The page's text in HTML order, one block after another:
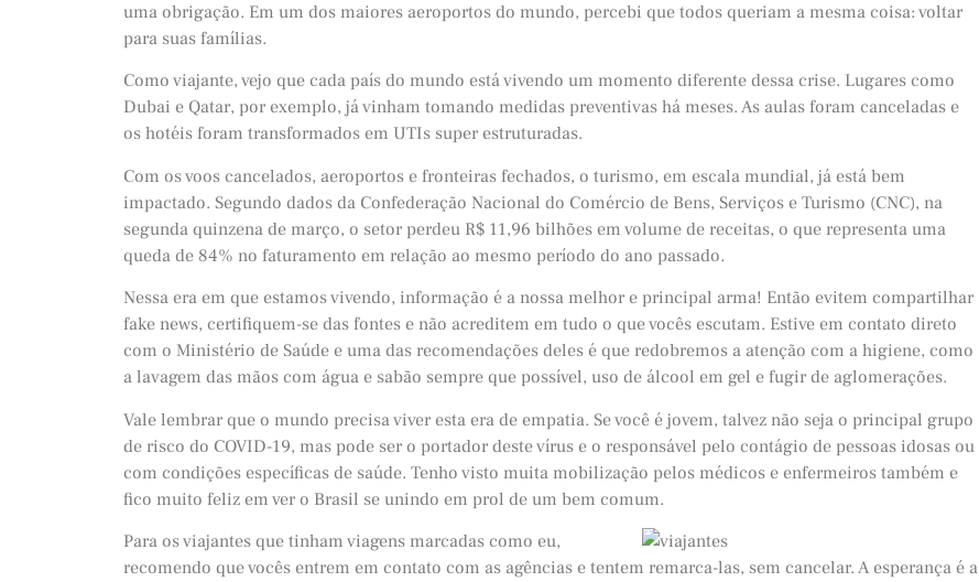
uma obrigação. Em um dos maiores aeroportos do mundo, percebi que todos queriam a mesma coisa: voltar
para suas famílias.
Como viajante, vejo que cada país do mundo está vivendo um momento diferente dessa crise. Lugares como
Dubai e Qatar, por exemplo, já vinham tomando medidas preventivas há meses. As aulas foram canceladas e
os hotéis foram transformados em UTIs super estruturadas.
Com os voos cancelados, aeroportos e fronteiras fechados, o turismo, em escala mundial, já está bem
impactado. Segundo dados da Confederação Nacional do Comércio de Bens, Serviços e Turismo (CNC), na
segunda quinzena de março, o setor perdeu R$ 11,96 bilhões em volume de receitas, o que representa uma
queda de 84% no faturamento em relação ao mesmo período do ano passado.
Nessa era em que estamos vivendo, informação é a nossa melhor e principal arma! Então evitem compartilhar
fake news, certifiquem-se das fontes e não acreditem em tudo o que vocês escutam. Estive em contato direto
com o Ministério de Saúde e uma das recomendações deles é que redobremos a atenção com a higiene, como
a lavagem das mãos com água e sabão sempre que possível, uso de álcool em gel e fugir de aglomerações.
Vale lembrar que o mundo precisa viver esta era de empatia. Se você é jovem, talvez não seja o principal grupo
de risco do COVID-19, mas pode ser o portador deste vírus e o responsável pelo contágio de pessoas idosas ou
com condições específicas de saúde. Tenho visto muita mobilização pelos médicos e enfermeiros também e
fico muito feliz em ver o Brasil se unindo em prol de um bem comum.
Para os viajantes que tinham viagens marcadas como eu,
recomendo que vocês entrem em contato com as agências e tentem remarca-las, sem cancelar. A esperança é a